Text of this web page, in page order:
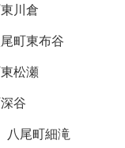
川倉
町東布谷
松瀬
谷
八尾町細滝